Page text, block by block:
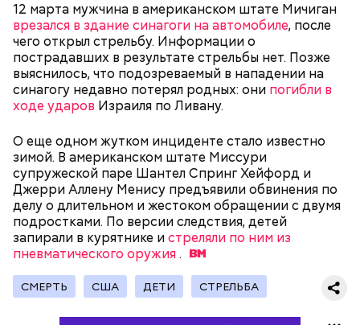
12 марта мужчина в американском штате Мичиган
врезался в здание синагоги на автомобиле, после
чего открыл стрельбу. Информации о
пострадавших в результате стрельбы нет. Позже
выяснилось, что подозреваемый в нападении на
синагогу недавно потерял родных: они погибли в
ходе ударов Израиля по Ливану.
О еще одном жутком инциденте стало известно
зимой. В американском штате Миссури
супружеской паре Шантел Спринг Хейфорд и
Джерри Аллену Менису предъявили обвинения по
делу о длительном и жестоком обращении с двумя
подростками. По версии следствия, детей
запирали в курятнике истреляли по ним из
пневматического оружия.
СМЕРТЬ США ДЕТИ СТРЕЛЬБА
Остров Сокотра, Йемен
Фото: Shutterstock
наймом персонала и продажей продуктов. В 2000
году Балмер сменил Билла Гейтса на посту
генерального директора. Им он оставался до 2014
года, после чего ушел с поста, но остался
держателем акций компании. Сейчас его состояние
оценивается в 126 миллиардов долларов.